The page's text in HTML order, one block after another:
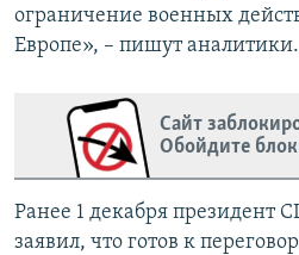
ограничение военных
Европе», – пишут аналитики.
Сайт
Обойдите
Ранее 1 декабря президент
заявил, что готов к